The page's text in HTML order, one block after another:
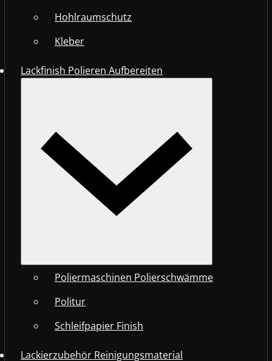
Hohlraumschutz
Kleber
Lackfinish Polieren Aufbereiten
Poliermaschinen Polierschwämme
Politur
Schleifpapier Finish
Lackierzubehör Reinigungsmaterial